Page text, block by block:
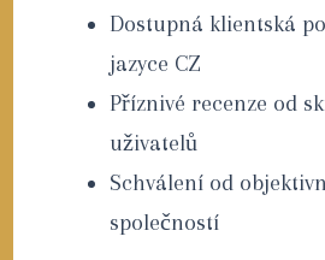
Dostupná klientská
jazyce CZ
Příznivé recenze od
uživatelů
Schválení od
společností